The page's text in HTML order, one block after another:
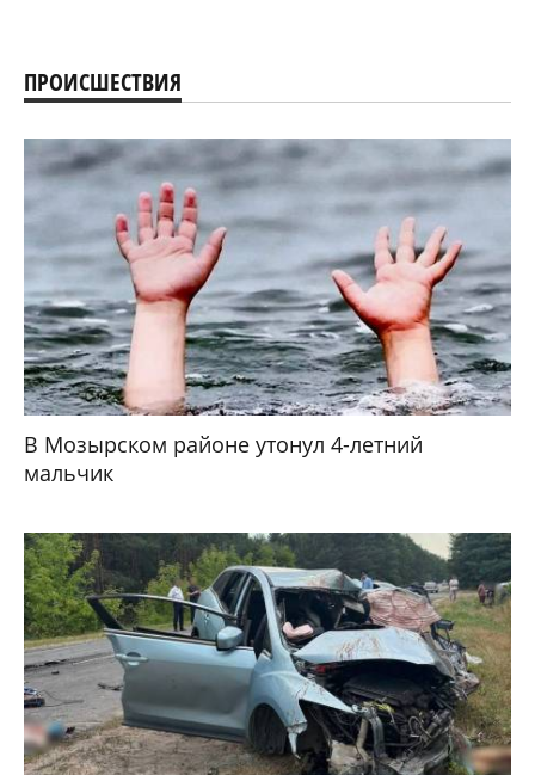
ПРОИСШЕСТВИЯ
В Мозырском районе утонул 4-летний
мальчик